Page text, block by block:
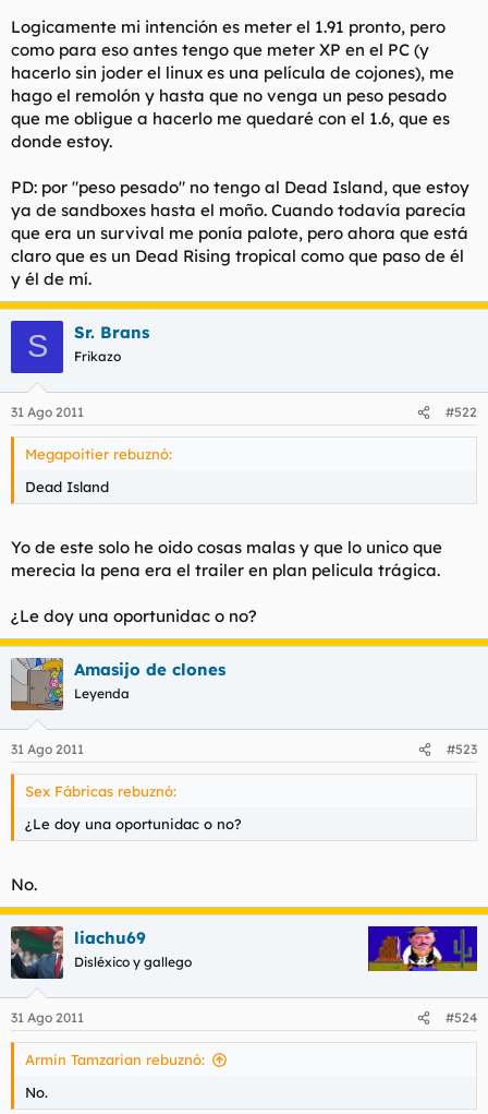
Logicamente mi intención es meter el 1.91 pronto, pero
como para eso antes tengo que meter XP en el PC (y
hacerlo sin joder el linux es una película de cojones), me
hago el remolón y hasta que no venga un peso pesado
que me obligue a hacerlo me quedaré con el 1.6, que es
donde estoy.
PD: por "peso pesado" no tengo al Dead Island, que estoy
ya de sandboxes hasta el moño. Cuando todavía parecía
que era un survival me ponía palote, pero ahora que está
claro que es un Dead Rising tropical como que paso de él
y él de mí.
S Sr. Brans
Frikazo
31 Ago 2011 #522
Megapoitier rebuznó:
Dead Island
Yo de este solo he oido cosas malas y que lo unico que
merecia la pena era el trailer en plan pelicula trágica.
¿Le doy una oportunidac o no?
Amasijo de clones
Leyenda
31 Ago 2011 #523
Sex Fábricas rebuznó:
¿Le doy una oportunidac o no?
No.
liachu69
Disléxico y gallego
31 Ago 2011 #524
Armin Tamzarian rebuznó:
No.